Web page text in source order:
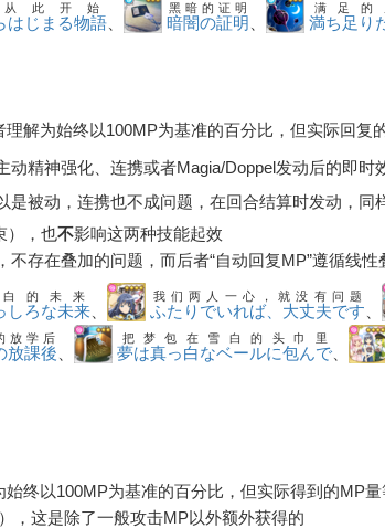
はじまる物語
此开始
、 暗闇の証明
黑暗的证明
、 満ち足り
满足的
解为始终以100MP为基准的百分比，但实际回复
动精神强化、连携或者Magia/Doppel发动后的即时
是被动，连携也不成问题，在回合结算时发动，同
），也不影响这两种技能起效
不存在叠加的问题，而后者“自动回复MP”遵循线
しろな未来
的未来
ふたりでいれば、大丈夫です
我们两人一心，就没有问题
放課後
放学后
夢は真っ白なベールに包んで
把梦包在雪白的头巾里
终以100MP为基准的百分比，但实际得到的MP
，这是除了一般攻击MP以外额外获得的